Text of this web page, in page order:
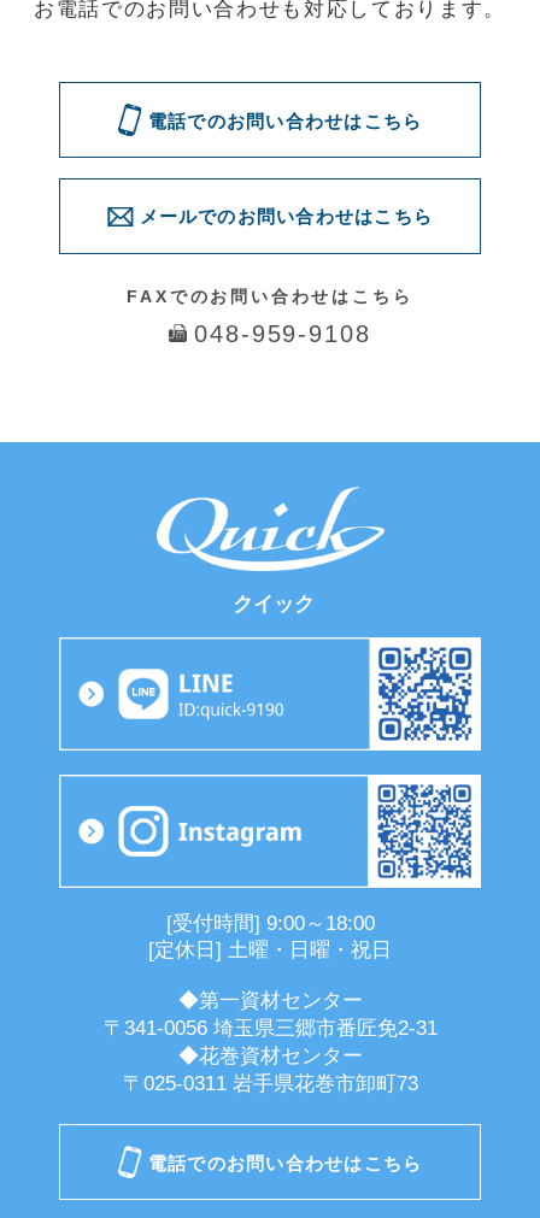
メールでのお問い合わせはこちら
© 2016 Quick. All Rights Reserved.